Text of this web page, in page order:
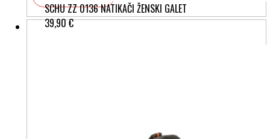
SCHU ZZ 0136 NATIKAČI ŽENSKI GALET
39,90 €